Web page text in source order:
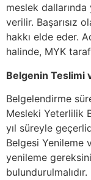
meslek
verilir. Başarısız
hakkı elde eder.
halinde, MYK
Belgenin Teslimi
Belgelendirme
Mesleki Yeterlilik
yıl süreyle
Belgesi Yenileme
yenileme